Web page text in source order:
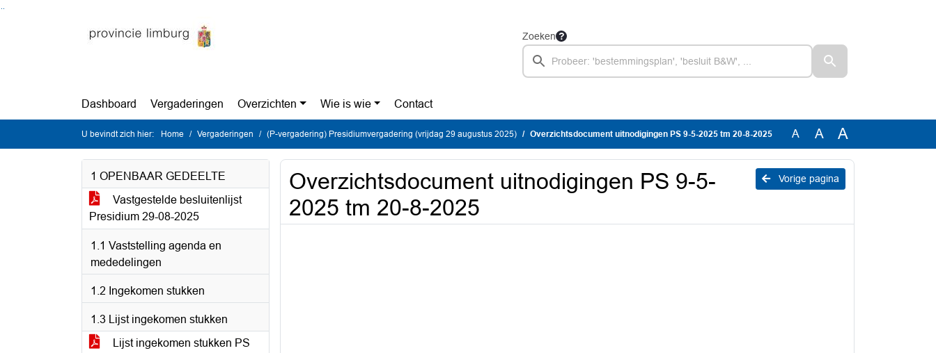
Zoeken
Dashboard Vergaderingen Overzichten Wie is wie Contact
U bevindt zich hier: Home Vergaderingen (P-vergadering) Presidiumvergadering (vrijdag 29 augustus 2025) Overzichtsdocument uitnodigingen PS 9-5-2025 tm 20-8-2025 A A A
1 OPENBAAR GEDEELTE
Vastgestelde besluitenlijst
Presidium 29-08-2025
1.1 Vaststelling agenda en
mededelingen
1.2 Ingekomen stukken
1.3 Lijst ingekomen stukken
Lijst ingekomen stukken PS
Vorige pagina
Overzichtsdocument uitnodigingen PS 9-5-
2025 tm 20-8-2025